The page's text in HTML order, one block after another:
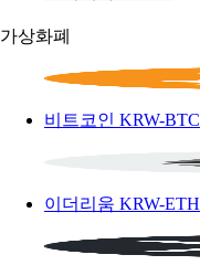
가상화폐
비트코인 KRW-BTC
이더리움 KRW-ETH